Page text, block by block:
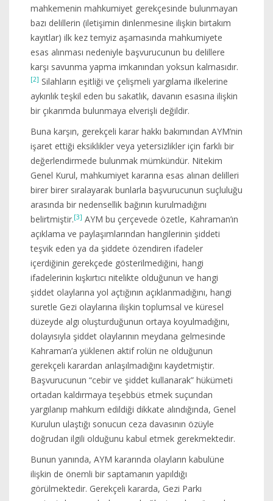
mahkemenin mahkumiyet gerekçesinde bulunmayan
bazı delillerin (iletişimin dinlenmesine ilişkin birtakım
kayıtlar) ilk kez temyiz aşamasında mahkumiyete
esas alınması nedeniyle başvurucunun bu delillere
karşı savunma yapma imkanından yoksun kalmasıdır.
[2] Silahların eşitliği ve çelişmeli yargılama ilkelerine
aykırılık teşkil eden bu sakatlık, davanın esasına ilişkin
bir çıkarımda bulunmaya elverişli değildir.
Buna karşın, gerekçeli karar hakkı bakımından AYM’nin
işaret ettiği eksiklikler veya yetersizlikler için farklı bir
değerlendirmede bulunmak mümkündür. Nitekim
Genel Kurul, mahkumiyet kararına esas alınan delilleri
birer birer sıralayarak bunlarla başvurucunun suçluluğu
arasında bir nedensellik bağının kurulmadığını
belirtmiştir.[3] AYM bu çerçevede özetle, Kahraman’ın
açıklama ve paylaşımlarından hangilerinin şiddeti
teşvik eden ya da şiddete özendiren ifadeler
içerdiğinin gerekçede gösterilmediğini, hangi
ifadelerinin kışkırtıcı nitelikte olduğunun ve hangi
şiddet olaylarına yol açtığının açıklanmadığını, hangi
suretle Gezi olaylarına ilişkin toplumsal ve küresel
düzeyde algı oluşturduğunun ortaya koyulmadığını,
dolayısıyla şiddet olaylarının meydana gelmesinde
Kahraman’a yüklenen aktif rolün ne olduğunun
gerekçeli karardan anlaşılmadığını kaydetmiştir.
Başvurucunun “cebir ve şiddet kullanarak” hükümeti
ortadan kaldırmaya teşebbüs etmek suçundan
yargılanıp mahkum edildiği dikkate alındığında, Genel
Kurulun ulaştığı sonucun ceza davasının özüyle
doğrudan ilgili olduğunu kabul etmek gerekmektedir.
Bunun yanında, AYM kararında olayların kabulüne
ilişkin de önemli bir saptamanın yapıldığı
görülmektedir. Gerekçeli kararda, Gezi Parkı